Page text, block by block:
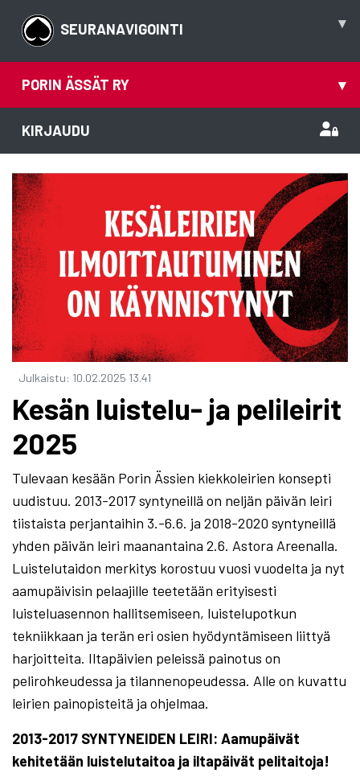
SEURANAVIGOINTI ▾
PORIN ÄSSÄT RY ▾
KIRJAUDU
Julkaistu: 10.02.2025 13.41
Kesän luistelu- ja pelileirit
2025
Tulevaan kesään Porin Ässien kiekkoleirien konsepti
uudistuu. 2013-2017 syntyneillä on neljän päivän leiri
tiistaista perjantaihin 3.-6.6. ja 2018-2020 syntyneillä
yhden päivän leiri maanantaina 2.6. Astora Areenalla.
Luistelutaidon merkitys korostuu vuosi vuodelta ja nyt
aamupäivisin pelaajille teetetään erityisesti
luisteluasennon hallitsemiseen, luistelupotkun
tekniikkaan ja terän eri osien hyödyntämiseen liittyä
harjoitteita. Iltapäivien peleissä painotus on
pelirohkeudessa ja tilannenopeudessa. Alle on kuvattu
leirien painopisteitä ja ohjelmaa.
2013-2017 SYNTYNEIDEN LEIRI: Aamupäivät
kehitetään luistelutaitoa ja iltapäivät pelitaitoja!